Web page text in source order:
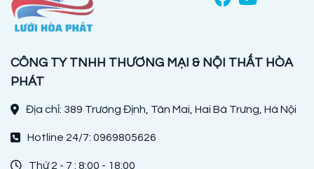
CÔNG TY TNHH THƯƠNG MẠI & NỘI THẤT HÒA
PHÁT
Địa chỉ: 389 Trương Định, Tân Mai, Hai Bà Trưng, Hà Nội
Hotline 24/7: 0969805626
Thứ 2 - 7 : 8:00 - 18:00